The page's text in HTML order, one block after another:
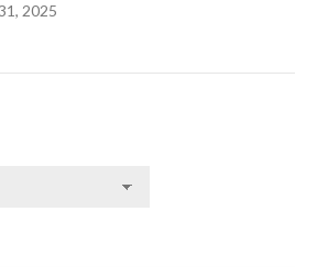
2025